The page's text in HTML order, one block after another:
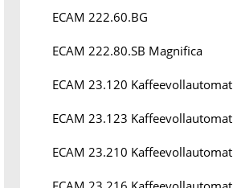
ECAM 222.60.BG
ECAM 222.80.SB Magnifica
ECAM 23.120 Kaffeevollautomat
ECAM 23.123 Kaffeevollautomat
ECAM 23.210 Kaffeevollautomat